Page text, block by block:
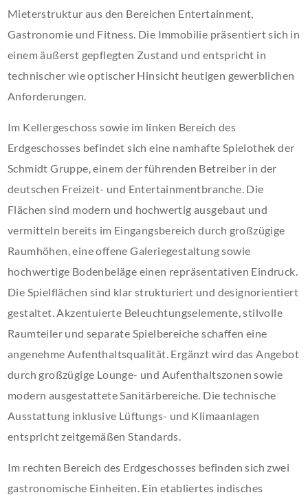
Mieterstruktur aus den Bereichen Entertainment,
Gastronomie und Fitness. Die Immobilie präsentiert sich in
einem äußerst gepflegten Zustand und entspricht in
technischer wie optischer Hinsicht heutigen gewerblichen
Anforderungen.
Im Kellergeschoss sowie im linken Bereich des
Erdgeschosses befindet sich eine namhafte Spielothek der
Schmidt Gruppe, einem der führenden Betreiber in der
deutschen Freizeit- und Entertainmentbranche. Die
Flächen sind modern und hochwertig ausgebaut und
vermitteln bereits im Eingangsbereich durch großzügige
Raumhöhen, eine offene Galeriegestaltung sowie
hochwertige Bodenbeläge einen repräsentativen Eindruck.
Die Spielflächen sind klar strukturiert und designorientiert
gestaltet. Akzentuierte Beleuchtungselemente, stilvolle
Raumteiler und separate Spielbereiche schaffen eine
angenehme Aufenthaltsqualität. Ergänzt wird das Angebot
durch großzügige Lounge- und Aufenthaltszonen sowie
modern ausgestattete Sanitärbereiche. Die technische
Ausstattung inklusive Lüftungs- und Klimaanlagen
entspricht zeitgemäßen Standards.
Im rechten Bereich des Erdgeschosses befinden sich zwei
gastronomische Einheiten. Ein etabliertes indisches